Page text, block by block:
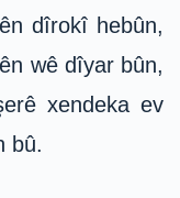
dîrokî hebûn,
wê dîyar bûn,
xendeka ev
bû.